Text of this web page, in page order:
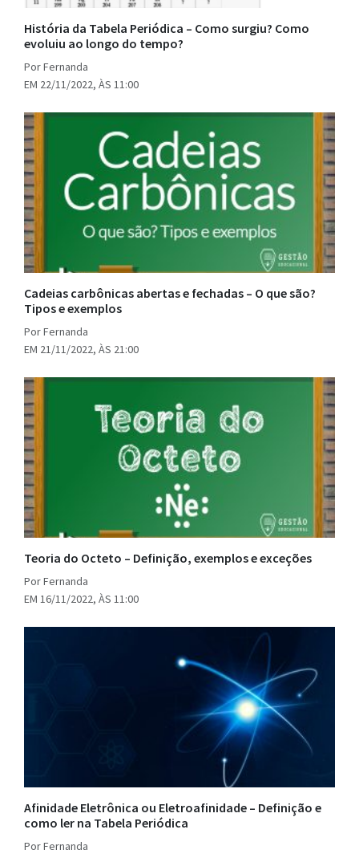
História da Tabela Periódica – Como surgiu? Como
evoluiu ao longo do tempo?
Por Fernanda
EM 22/11/2022, ÀS 11:00
Cadeias carbônicas abertas e fechadas – O que são?
Tipos e exemplos
Por Fernanda
EM 21/11/2022, ÀS 21:00
Teoria do Octeto – Definição, exemplos e exceções
Por Fernanda
EM 16/11/2022, ÀS 11:00
Afinidade Eletrônica ou Eletroafinidade – Definição e
como ler na Tabela Periódica
Por Fernanda